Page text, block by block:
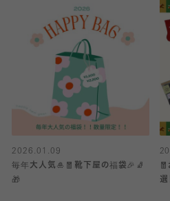
2026.01.09
毎年大人気🎍🧧靴下屋の福袋🎉🧦
🎁
選